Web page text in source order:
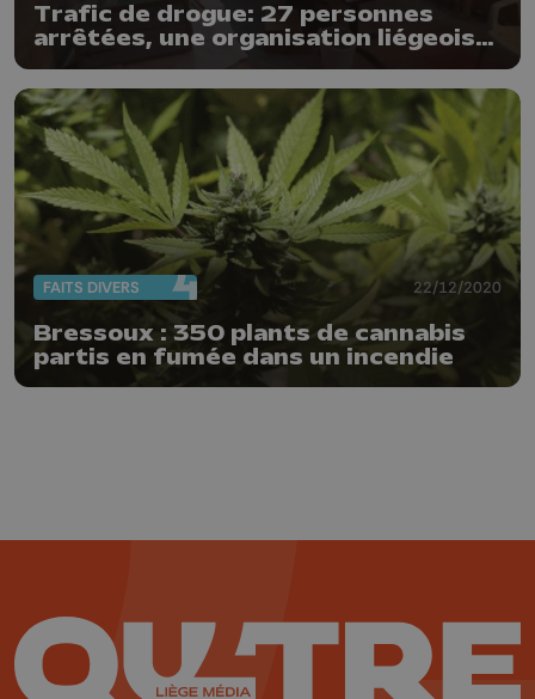
Trafic de drogue: 27 personnes
arrêtées, une organisation liégeoise
FAITS DIVERS 22/12/2020
Bressoux : 350 plants de cannabis
partis en fumée dans un incendie